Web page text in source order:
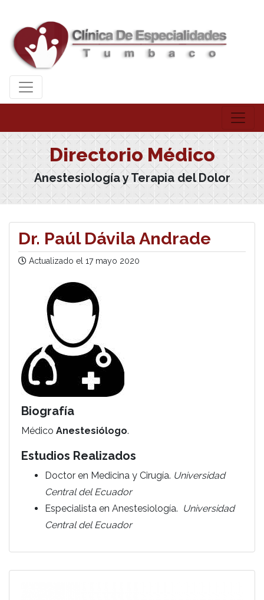
Directorio Médico
Anestesiología y Terapia del Dolor
Dr. Paúl Dávila Andrade
Actualizado el 17 mayo 2020
Biografía
Médico Anestesiólogo.
Estudios Realizados
Doctor en Medicina y Cirugía. Universidad
Central del Ecuador
Especialista en Anestesiología. Universidad
Central del Ecuador